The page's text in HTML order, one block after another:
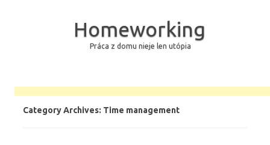
Homeworking
Práca z domu nieje len utópia
Category Archives: Time management